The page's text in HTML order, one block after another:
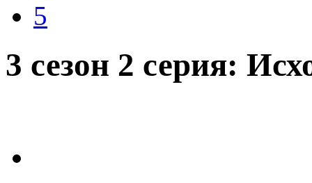
5
3 сезон 2 серия: